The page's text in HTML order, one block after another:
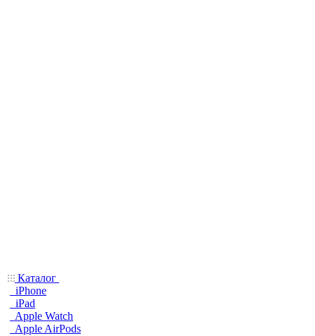
Каталог
iPhone
iPad
Apple Watch
Apple AirPods